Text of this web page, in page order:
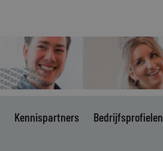
Kennispartners Bedrijfsprofielen